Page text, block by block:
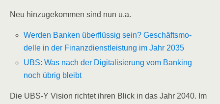
Neu hin­zu­ge­kom­men sind nun u.a.
Wer­den Ban­ken über­flüs­sig sein? Geschäfts­mo­
del­le in der Finanz­dienst­leis­tung im Jahr 2035
UBS: Was nach der Digi­ta­li­sie­rung vom Ban­king
noch übrig bleibt
Die UBS‑Y Visi­on rich­tet ihren Blick in das Jahr 2040. Im